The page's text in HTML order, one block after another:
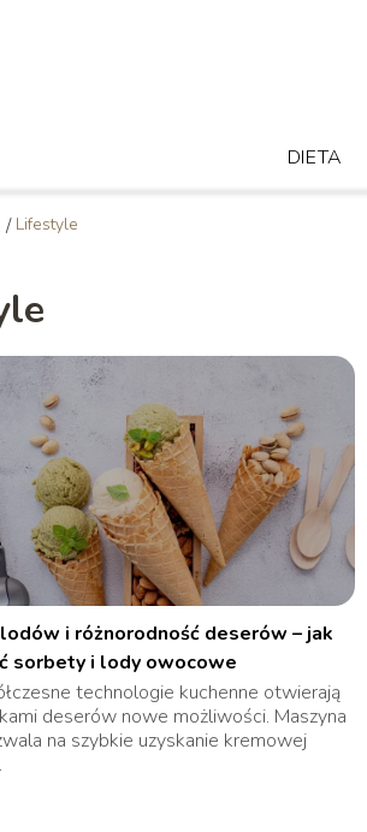
DIETA
/ Lifestyle
i różnorodność deserów – jak
sorbety i lody owocowe
technologie kuchenne otwierają
deserów nowe możliwości. Maszyna
na szybkie uzyskanie kremowej